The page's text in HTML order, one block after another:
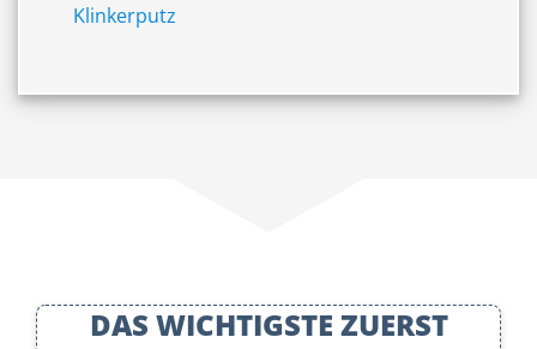
Klinkerputz
DAS WICHTIGSTE ZUERST